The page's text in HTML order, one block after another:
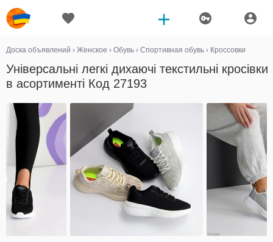
Доска объявлений › Женское › Обувь › Спортивная обувь › Кроссовки
Універсальні легкі дихаючі текстильні кросівки
в асортименті Код 27193